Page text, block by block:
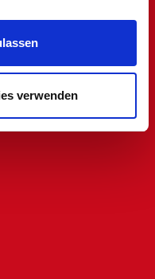
verwenden